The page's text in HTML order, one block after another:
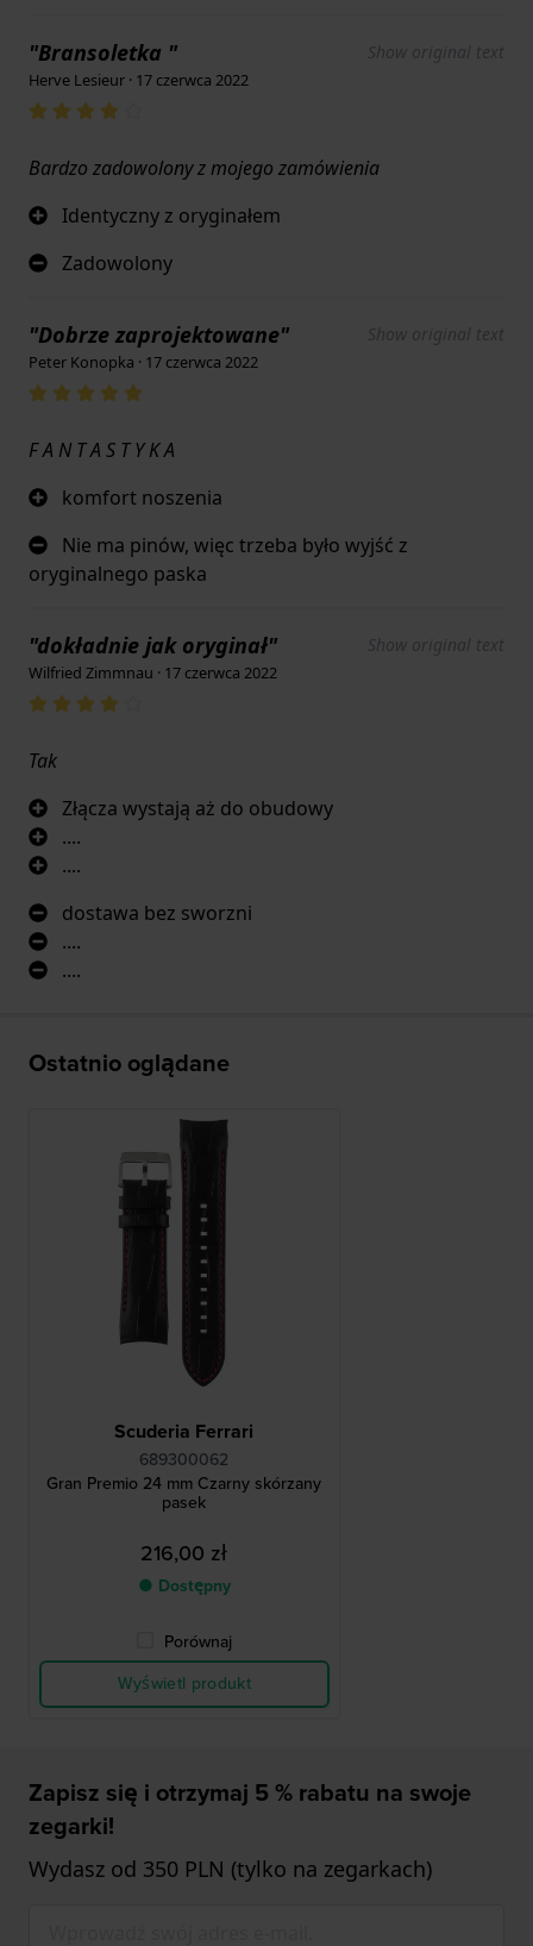
"Bransoletka " Show original text
Herve Lesieur · 17 czerwca 2022
Bardzo zadowolony z mojego zamówienia
Identyczny z oryginałem
Zadowolony
"Dobrze zaprojektowane" Show original text
Peter Konopka · 17 czerwca 2022
F A N T A S T Y K A
komfort noszenia
Nie ma pinów, więc trzeba było wyjść z
oryginalnego paska
"dokładnie jak oryginał" Show original text
Wilfried Zimmnau · 17 czerwca 2022
Tak
Złącza wystają aż do obudowy
....
....
dostawa bez sworzni
....
....
Ostatnio oglądane
Scuderia Ferrari
689300062
Gran Premio 24 mm Czarny skórzany
pasek
216,00 zł
● Dostępny
Porównaj
Wyświetl produkt
Zapisz się i otrzymaj 5 % rabatu na swoje
zegarki!
Wydasz od 350 PLN (tylko na zegarkach)